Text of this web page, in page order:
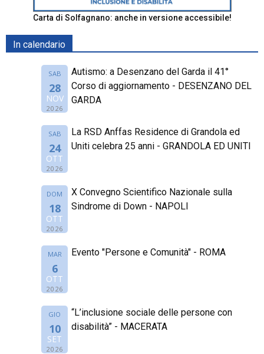
Carta di Solfagnano: anche in versione accessibile!
In calendario
SAB
28
NOV
2026
Autismo: a Desenzano del Garda il 41°
Corso di aggiornamento - DESENZANO DEL
GARDA
SAB
24
OTT
2026
La RSD Anffas Residence di Grandola ed
Uniti celebra 25 anni - GRANDOLA ED UNITI
DOM
18
OTT
2026
X Convegno Scientifico Nazionale sulla
Sindrome di Down - NAPOLI
MAR
6
OTT
2026
Evento "Persone e Comunità" - ROMA
GIO
10
SET
2026
“L’inclusione sociale delle persone con
disabilità” - MACERATA